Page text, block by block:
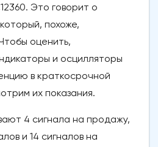
Это говорит о
похоже,
оценить,
и осцилляторы
в краткосрочной
их показания.
4 сигнала на продажу,
и 14 сигналов на